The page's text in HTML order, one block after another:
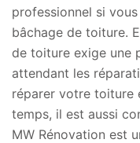
professionnel si
bâchage de toiture.
de toiture exige une
attendant les
réparer votre toiture
temps, il est aussi
MW Rénovation est